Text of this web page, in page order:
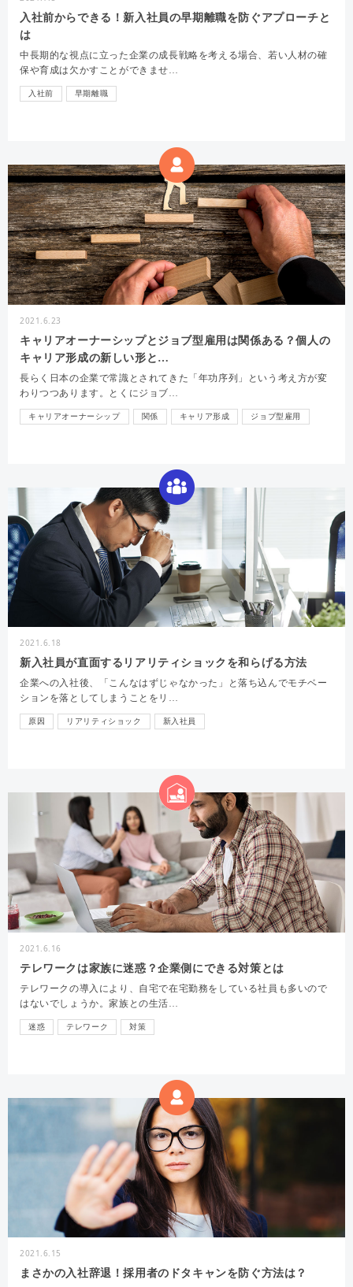
入社前からできる！新入社員の早期離職を防ぐアプローチと
は
中長期的な視点に立った企業の成長戦略を考える場合、若い人材の確
保や育成は欠かすことができませ…
入社前 早期離職
2021.6.23
キャリアオーナーシップとジョブ型雇用は関係ある？個人の
キャリア形成の新しい形と…
長らく日本の企業で常識とされてきた「年功序列」という考え方が変
わりつつあります。とくにジョブ…
キャリアオーナーシップ 関係 キャリア形成 ジョブ型雇用
2021.6.18
新入社員が直面するリアリティショックを和らげる方法
企業への入社後、「こんなはずじゃなかった」と落ち込んでモチベー
ションを落としてしまうことをリ…
原因 リアリティショック 新入社員
2021.6.16
テレワークは家族に迷惑？企業側にできる対策とは
テレワークの導入により、自宅で在宅勤務をしている社員も多いので
はないでしょうか。家族との生活…
迷惑 テレワーク 対策
2021.6.15
まさかの入社辞退！採用者のドタキャンを防ぐ方法は？